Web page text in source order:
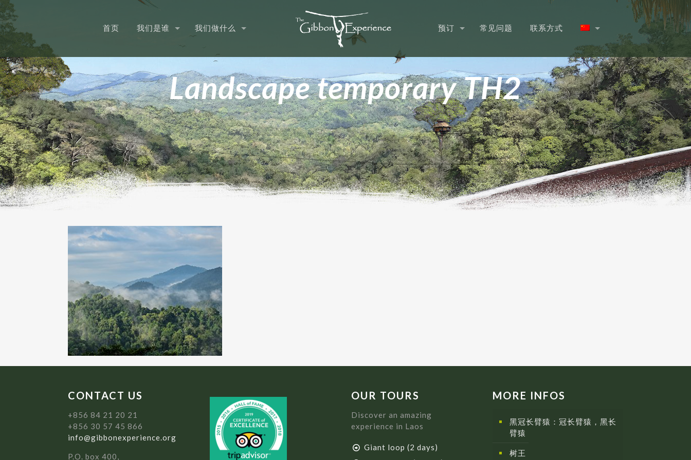
首页 我们是谁 我们做什么 预订 常见问题 联系方式
Landscape temporary TH2
CONTACT US
+856 84 21 20 21
+856 30 57 45 866
info@gibbonexperience.org
P.O. box 400,
OUR TOURS
Discover an amazing
experience in Laos
Giant loop (2 days)
MORE INFOS
黑冠长臂猿：冠长臂猿，黑长
臂猿
树王